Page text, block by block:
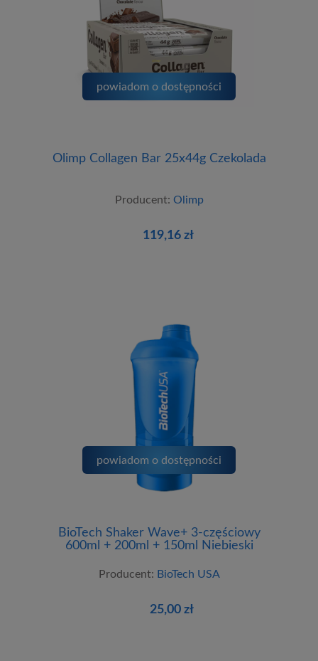
Olimp Collagen Bar 25x44g Czekolada
Producent: Olimp
119,16 zł
powiadom o dostępności
BioTech Shaker Wave+ 3-częściowy
600ml + 200ml + 150ml Niebieski
Producent: BioTech USA
25,00 zł
powiadom o dostępności